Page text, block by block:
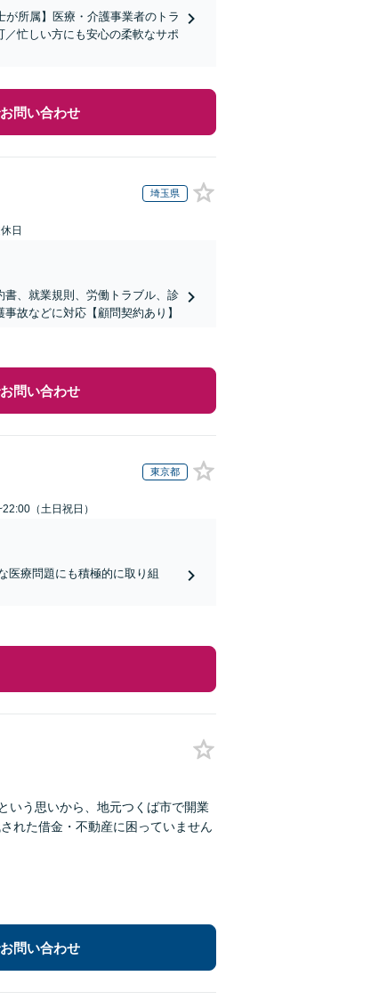
が所属】医療・介護事業者のトラ
忙しい方にも安心の柔軟なサポ
問い合わせ
埼玉県
日
、就業規則、労働トラブル、診
故などに対応【顧問契約あり】
問い合わせ
東京都
（土日祝日）
医療問題にも積極的に取り組
いう思いから、地元つくば市で開業
れた借金・不動産に困っていません
問い合わせ